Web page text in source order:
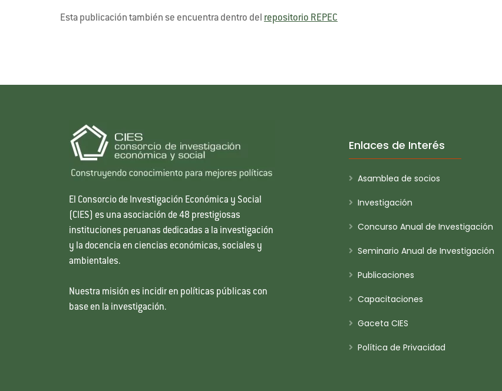
Esta publicación también se encuentra dentro del repositorio REPEC
El Consorcio de Investigación Económica y Social
(CIES) es una asociación de 48 prestigiosas
instituciones peruanas dedicadas a la investigación
y la docencia en ciencias económicas, sociales y
ambientales.
Nuestra misión es incidir en políticas públicas con
base en la investigación.
Enlaces de Interés
Asamblea de socios
Investigación
Concurso Anual de Investigación
Seminario Anual de Investigación
Publicaciones
Capacitaciones
Gaceta CIES
Política de Privacidad